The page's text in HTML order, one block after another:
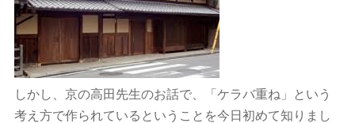
しかし、京の高田先生のお話で、「ケラバ重ね」という
考え方で作られているということを今日初めて知りまし